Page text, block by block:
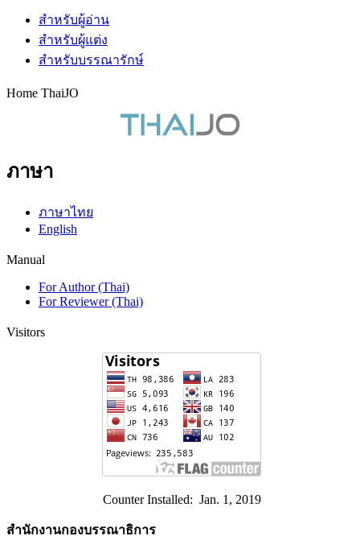
สำหรับผู้อ่าน
สำหรับผู้แต่ง
สำหรับบรรณารักษ์
Home ThaiJO
ภาษา
ภาษาไทย
English
Manual
For Author (Thai)
For Reviewer (Thai)
Visitors
Counter Installed: Jan. 1, 2019
สำนักงานกองบรรณาธิการ